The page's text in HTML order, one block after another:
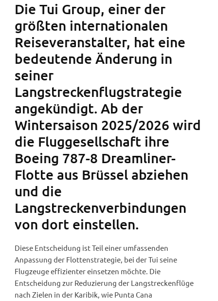
Die Tui Group, einer der
größten internationalen
Reiseveranstalter, hat eine
bedeutende Änderung in
seiner
Langstreckenflugstrategie
angekündigt. Ab der
Wintersaison 2025/2026 wird
die Fluggesellschaft ihre
Boeing 787-8 Dreamliner-
Flotte aus Brüssel abziehen
und die
Langstreckenverbindungen
von dort einstellen.
Diese Entscheidung ist Teil einer umfassenden
Anpassung der Flottenstrategie, bei der Tui seine
Flugzeuge effizienter einsetzen möchte. Die
Entscheidung zur Reduzierung der Langstreckenflüge
nach Zielen in der Karibik, wie Punta Cana